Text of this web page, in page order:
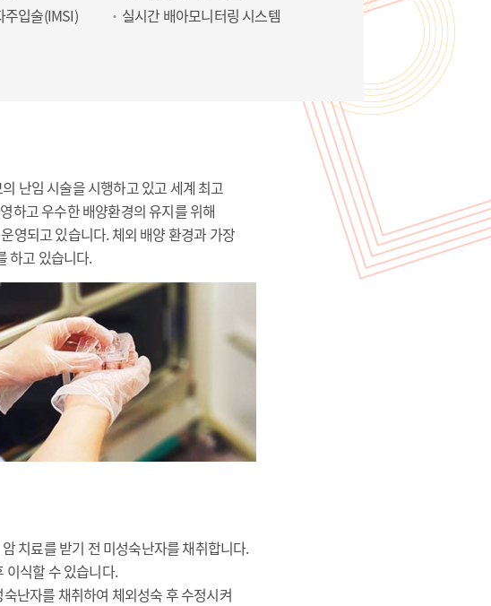
주입술(IMSI)
실시간 배아모니터링 시스템
난임 시술을 시행하고 있고 세계 최고
하고 우수한 배양환경의 유지를 위해
영되고 있습니다. 체외 배양 환경과 가장
하고 있습니다.
치료를 받기 전 미성숙난자를 채취합니다.
이식할 수 있습니다.
난자를 채취하여 체외성숙 후 수정시켜